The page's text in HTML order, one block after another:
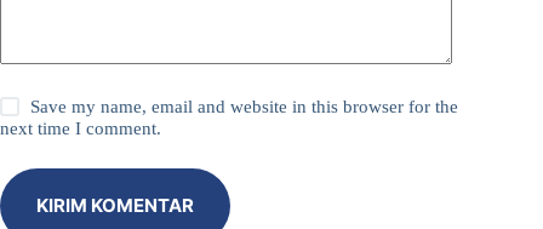
Save my name, email and website in this browser for the
next time I comment.
KIRIM KOMENTAR